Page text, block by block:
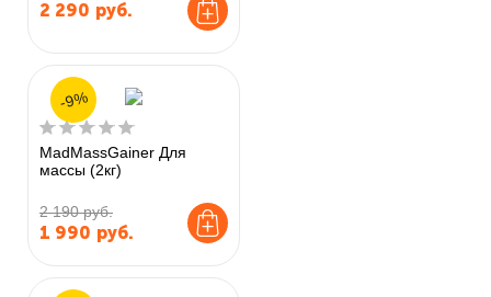
2 290 руб.
MadMassGainer Для
массы (2кг)
2 190 руб.
1 990 руб.
-9%